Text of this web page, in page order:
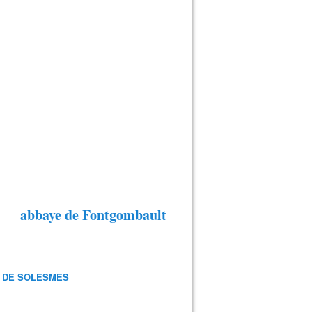
abbaye de Fontgombault
SOLESMES